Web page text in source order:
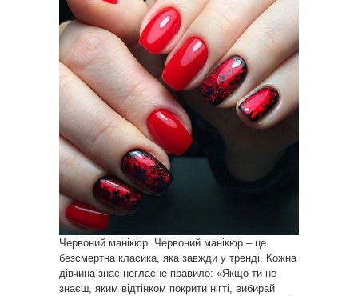
Червоний манікюр. Червоний манікюр – це
безсмертна класика, яка завжди у тренді. Кожна
дівчина знає негласне правило: «Якщо ти не
знаєш, яким відтінком покрити нігті, вибирай